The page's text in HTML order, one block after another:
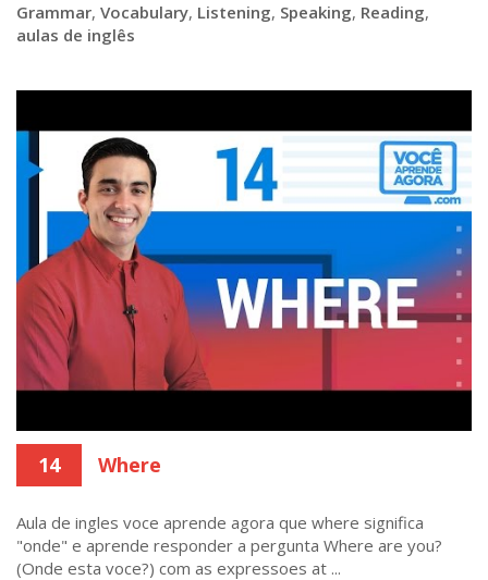
Grammar, Vocabulary, Listening, Speaking, Reading,
aulas de inglês
14 Where
Aula de ingles voce aprende agora que where significa
"onde" e aprende responder a pergunta Where are you?
(Onde esta voce?) com as expressoes at ...